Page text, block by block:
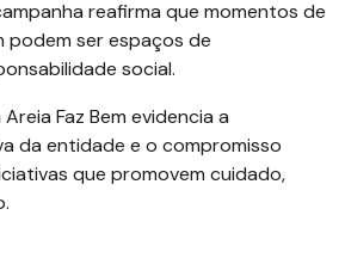
reafirma que momentos de
podem ser espaços de
social.
Faz Bem evidencia a
da entidade e o compromisso
que promovem cuidado,